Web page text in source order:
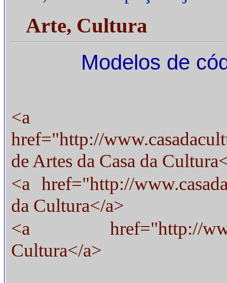
Arte, Cultura
Modelos de
<a
href="http://
de Artes da Casa da
<a href="http://
da Cultura</a>
<a href="http://
Cultura</a>